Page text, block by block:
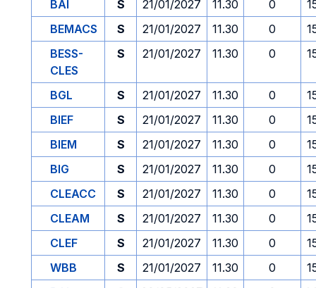
BAI
S 21/01/2027 11.30 0
BEMACS
S 21/01/2027 11.30 0
BESS-
CLES
S 21/01/2027 11.30 0
BGL S 21/01/2027 11.30 0
BIEF
S 21/01/2027 11.30 0
BIEM
S 21/01/2027 11.30 0
BIG
S 21/01/2027 11.30 0
CLEACC
S 21/01/2027 11.30 0
CLEAM
S 21/01/2027 11.30 0
CLEF
S 21/01/2027 11.30 0
WBB
S 21/01/2027 11.30 0